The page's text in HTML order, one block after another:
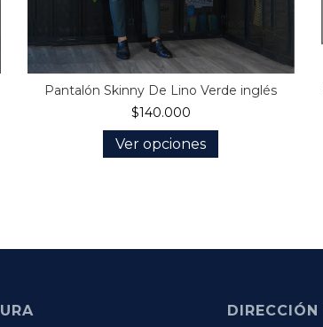
Pantalón Skinny De Lino Verde inglés
$140.000
Ver opciones